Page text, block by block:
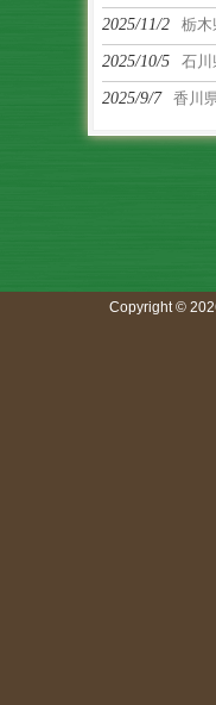
2025/11/2 栃木
2025/10/5 石川
2025/9/7 香川
Copyright ©